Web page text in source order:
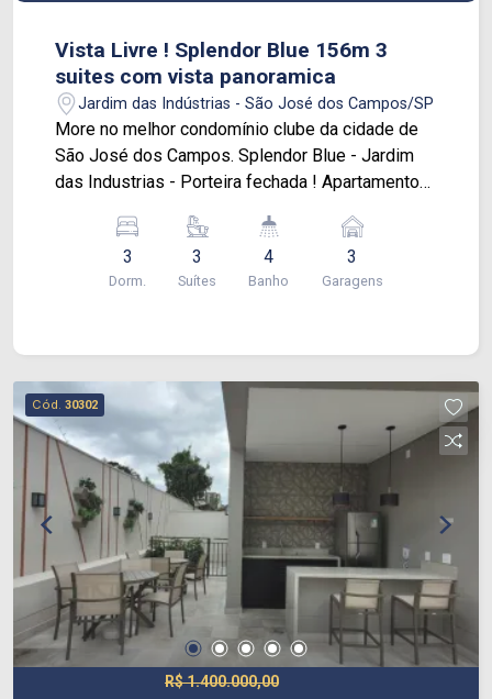
Vista Livre ! Splendor Blue 156m 3
suites com vista panoramica
Jardim das Indústrias - São José dos Campos/SP
More no melhor condomínio clube da cidade de
São José dos Campos. Splendor Blue - Jardim
das Industrias - Porteira fechada ! Apartamento
m², 3 suítes, sala ampla com varanda gourmet,
escritório, lavabo, cozinha toda planejada, área de
serviço, hobby box. Condomínio com o lazer mais
acesso para principais vias do Vale. Vamos
agendar uma visita?
3
Dorm.
3
Suítes
4
Banho
3
Garagens
Cód. 30302
R$ 1.400.000,00